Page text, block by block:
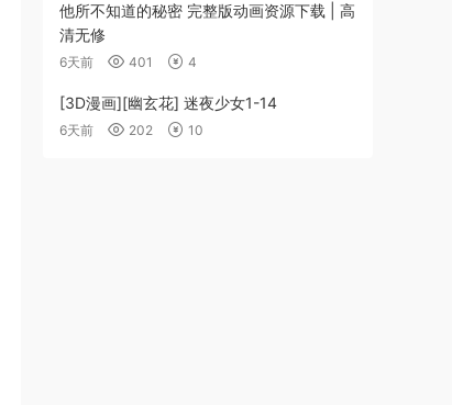
他所不知道的秘密 完整版动画资源下载 | 高
清无修
6天前 401 4
[3D漫画][幽玄花] 迷夜少女1-14
6天前 202 10